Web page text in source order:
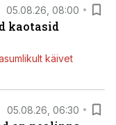
05.08.26, 08:00
kaotasid
käivet
05.08.26, 06:30